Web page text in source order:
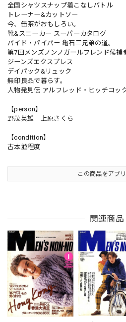
全国シャツスナップ着こなしバトル
トレーナー&カットソー
今、缶茶がおもしろい。
靴&スニーカー スーパーカタログ
パイド・パイパー 亀石三兄弟の道。
第7回メンズノンノガールフレンド候補
ジーンズエクスプレス
デイパック&リュック
無印良品で暮らす。
人物発見伝 アルフレッド・ヒッチコッ
【person】
野茂英雄 上原さくら
【condition】
古本並程度
この商品をアプ
関連商品